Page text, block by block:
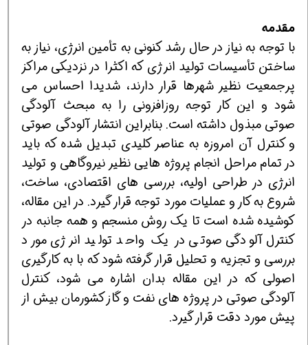
مقدمه
با توجه به نیاز در حال رشد کنونی به تأمین انرژی، نیاز به
ساختن تأسیسات تولید انرژی که اکثرا در نزدیکی مراکز
پرجمعیت نظیر شهرها قرار دارند، شدیدا احساس می
شود و این کار توجه روزافزونی را به مبحث آلودگی
صوتی مبذول داشته است. بنابراین انتشار آلودگی صوتی
و کنترل آن امروزه به عناصر کلیدی تبدیل شده که باید
در تمام مراحل انجام پروژه هایی نظیر نیروگاهی و تولید
انرژی در طراحی اولیه، بررسی های اقتصادی، ساخت،
شروع به کار و عملیات مورد توجه قرار گیرد. در این مقاله،
کوشیده شده است تا یک روش منسجم و همه جانبه در
کنترل آلودگی صوتی در یک واحد تولید انرژی مورد
بررسی و تجزیه و تحلیل قرار گرفته شود که با به کارگیری
اصولی که در این مقاله بدان اشاره می شود، کنترل
آلودگی صوتی در پروژه های نفت و گاز کشورمان بیش از
پیش مورد دقت قرار گیرد.